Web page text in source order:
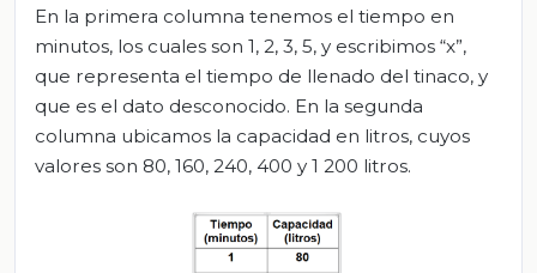
En la primera columna tenemos el tiempo en
minutos, los cuales son 1, 2, 3, 5, y escribimos “x”,
que representa el tiempo de llenado del tinaco, y
que es el dato desconocido. En la segunda
columna ubicamos la capacidad en litros, cuyos
valores son 80, 160, 240, 400 y 1 200 litros.